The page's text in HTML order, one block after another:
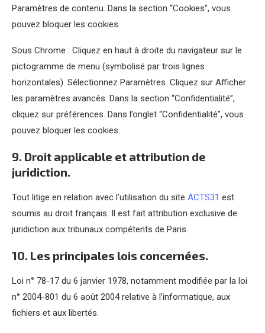
Paramètres de contenu. Dans la section “Cookies”, vous
pouvez bloquer les cookies.
Sous Chrome : Cliquez en haut à droite du navigateur sur le
pictogramme de menu (symbolisé par trois lignes
horizontales). Sélectionnez Paramètres. Cliquez sur Afficher
les paramètres avancés. Dans la section “Confidentialité”,
cliquez sur préférences. Dans l’onglet “Confidentialité”, vous
pouvez bloquer les cookies.
9. Droit applicable et attribution de
juridiction.
Tout litige en relation avec l’utilisation du site ACTS31 est
soumis au droit français. Il est fait attribution exclusive de
juridiction aux tribunaux compétents de Paris.
10. Les principales lois concernées.
Loi n° 78-17 du 6 janvier 1978, notamment modifiée par la loi
n° 2004-801 du 6 août 2004 relative à l’informatique, aux
fichiers et aux libertés.